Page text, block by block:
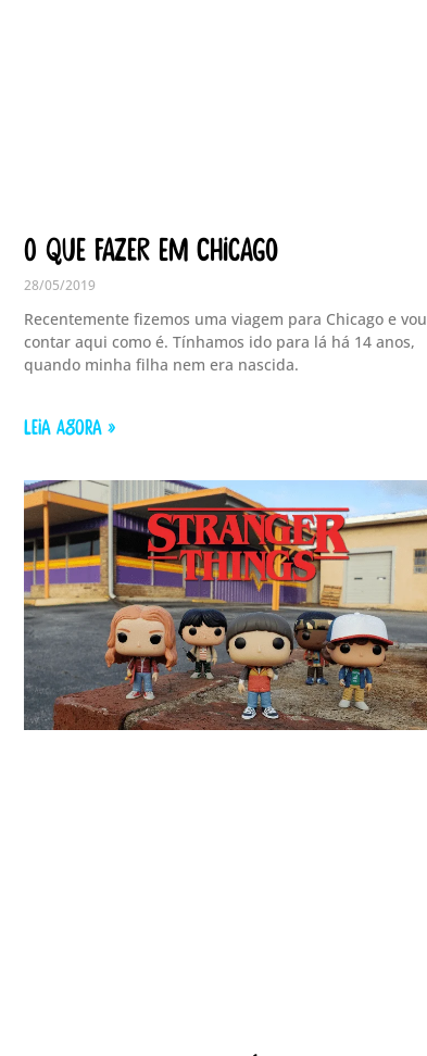
O que fazer em Chicago
28/05/2019
Recentemente fizemos uma viagem para Chicago e vou
contar aqui como é. Tínhamos ido para lá há 14 anos,
quando minha filha nem era nascida.
LEIA AGORA »